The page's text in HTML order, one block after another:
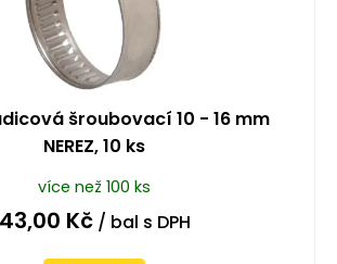
šroubovací 10 - 16 mm
NEREZ, 10 ks
více než 100 ks
43,00 Kč/ bal s DPH